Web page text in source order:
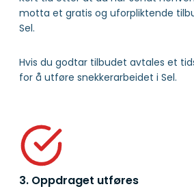
motta et gratis og uforpliktende
Sel.
Hvis du godtar tilbudet avtales et
for å utføre snekkerarbeidet i Sel.
3. Oppdraget utføres